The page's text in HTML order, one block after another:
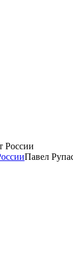
Павел